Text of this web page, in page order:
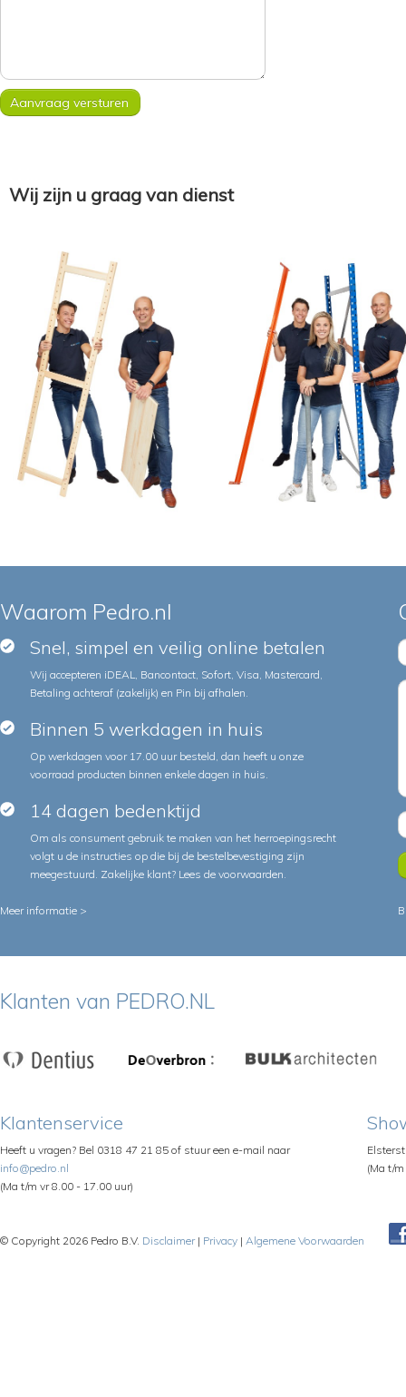
Wij zijn u graag van dienst
Waarom Pedro.nl
Snel, simpel en veilig online betalen
Wij accepteren iDEAL, Bancontact, Sofort, Visa, Mastercard,
Betaling achteraf (zakelijk) en Pin bij afhalen.
Binnen 5 werkdagen in huis
Op werkdagen voor 17.00 uur besteld, dan heeft u onze
voorraad producten binnen enkele dagen in huis.
14 dagen bedenktijd
Om als consument gebruik te maken van het herroepingsrecht
volgt u de instructies op die bij de bestelbevestiging zijn
meegestuurd. Zakelijke klant? Lees de voorwaarden.
Meer informatie >
Klanten van PEDRO.NL
Klantenservice
Heeft u vragen? Bel 0318 47 21 85 of stuur een e-mail naar
info@pedro.nl
(Ma t/m vr 8.00 - 17.00 uur)
(Ma t/
© Copyright 2026 Pedro B.V. Disclaimer| Privacy | Algemene Voorwaarden